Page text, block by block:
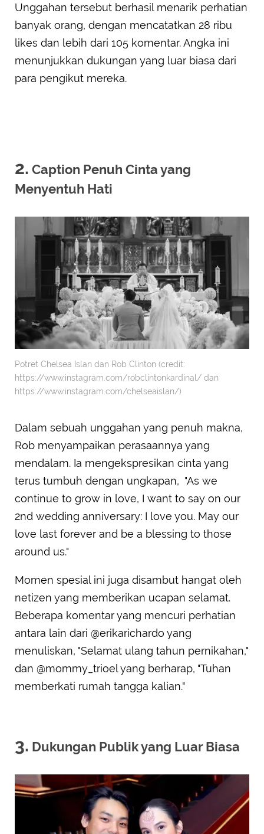
Unggahan tersebut berhasil menarik perhatian
banyak orang, dengan mencatatkan 28 ribu
likes dan lebih dari 105 komentar. Angka ini
menunjukkan dukungan yang luar biasa dari
para pengikut mereka.
2. Caption Penuh Cinta yang
Menyentuh Hati
Potret Chelsea Islan dan Rob Clinton (credit:
https://www.instagram.com/robclintonkardinal/ dan
https://www.instagram.com/chelseaislan/)
Dalam sebuah unggahan yang penuh makna,
Rob menyampaikan perasaannya yang
mendalam. Ia mengekspresikan cinta yang
terus tumbuh dengan ungkapan, "As we
continue to grow in love, I want to say on our
2nd wedding anniversary: I love you. May our
love last forever and be a blessing to those
around us."
Momen spesial ini juga disambut hangat oleh
netizen yang memberikan ucapan selamat.
Beberapa komentar yang mencuri perhatian
antara lain dari @erikarichardo yang
menuliskan, "Selamat ulang tahun pernikahan,"
dan @mommy_trioel yang berharap, "Tuhan
memberkati rumah tangga kalian."
3. Dukungan Publik yang Luar Biasa